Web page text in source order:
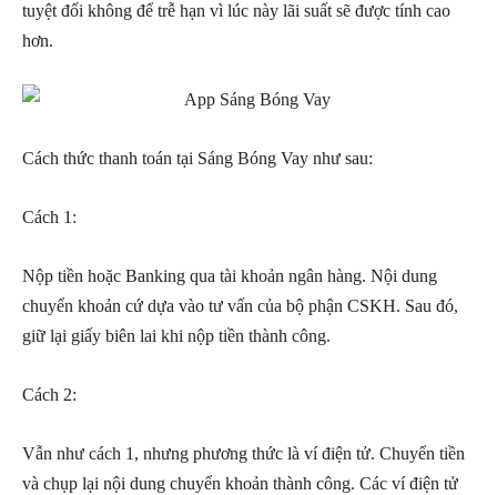
tuyệt đối không để trễ hạn vì lúc này lãi suất sẽ được tính cao
hơn.
Cách thức thanh toán tại Sáng Bóng Vay như sau:
Cách 1:
Nộp tiền hoặc Banking qua tài khoản ngân hàng. Nội dung
chuyển khoản cứ dựa vào tư vấn của bộ phận CSKH. Sau đó,
giữ lại giấy biên lai khi nộp tiền thành công.
Cách 2:
Vẫn như cách 1, nhưng phương thức là ví điện tử. Chuyển tiền
và chụp lại nội dung chuyển khoản thành công. Các ví điện tử